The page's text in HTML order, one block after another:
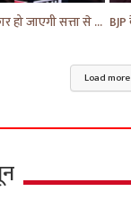
सरकार हो जाएगी सत्ता से बेदखल - Ram Gopal | News | Hindi News | News Today | #shorts #ytshorts #yt
Load more